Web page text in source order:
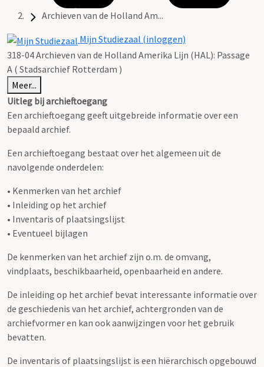
Archieven van de Holland Am...
Mijn Studiezaal (inloggen)
318-04 Archieven van de Holland Amerika Lijn (HAL): Passage
A ( Stadsarchief Rotterdam )
Meer...
Uitleg bij archieftoegang
Een archieftoegang geeft uitgebreide informatie over een
bepaald archief.
Een archieftoegang bestaat over het algemeen uit de
navolgende onderdelen:
• Kenmerken van het archief
• Inleiding op het archief
• Inventaris of plaatsingslijst
• Eventueel bijlagen
De kenmerken van het archief zijn o.m. de omvang,
vindplaats, beschikbaarheid, openbaarheid en andere.
De inleiding op het archief bevat interessante informatie over
de geschiedenis van het archief, achtergronden van de
archiefvormer en kan ook aanwijzingen voor het gebruik
bevatten.
De inventaris of plaatsingslijst is een hiërarchisch opgebouwd